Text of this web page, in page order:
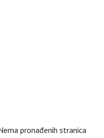
pronađenih stranica